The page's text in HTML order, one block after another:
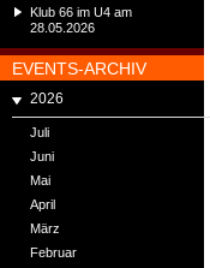
Klub 66 im U4 am
28.05.2026
EVENTS-ARCHIV
2026
Juli
Juni
Mai
April
März
Februar